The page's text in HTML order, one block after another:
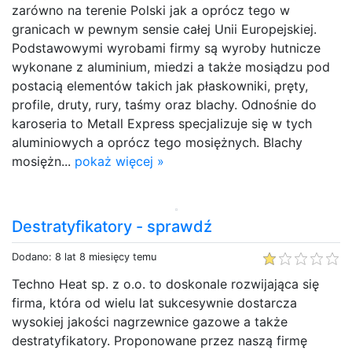
zarówno na terenie Polski jak a oprócz tego w
granicach w pewnym sensie całej Unii Europejskiej.
Podstawowymi wyrobami firmy są wyroby hutnicze
wykonane z aluminium, miedzi a także mosiądzu pod
postacią elementów takich jak płaskowniki, pręty,
profile, druty, rury, taśmy oraz blachy. Odnośnie do
karoseria to Metall Express specjalizuje się w tych
aluminiowych a oprócz tego mosiężnych. Blachy
mosiężn... pokaż więcej »
Destratyfikatory - sprawdź
Dodano: 8 lat 8 miesięcy temu
Techno Heat sp. z o.o. to doskonale rozwijająca się
firma, która od wielu lat sukcesywnie dostarcza
wysokiej jakości nagrzewnice gazowe a także
destratyfikatory. Proponowane przez naszą firmę